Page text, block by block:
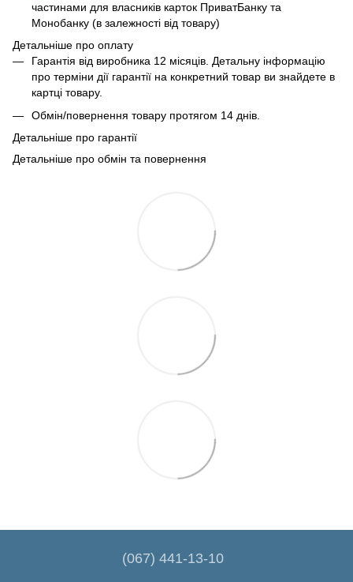
частинами для власників карток ПриватБанку та
Монобанку (в залежності від товару)
Детальніше про оплату
Гарантія від виробника 12 місяців. Детальну інформацію
про терміни дії гарантії на конкретний товар ви знайдете в
картці товару.
Обмін/повернення товару протягом 14 днів.
Детальніше про гарантії
Детальніше про обмін та повернення
(067) 441-13-10